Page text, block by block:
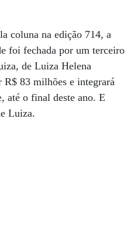
coluna na edição 714, a
foi fechada por um terceiro
de Luiza Helena
83 milhões e integrará
até o final deste ano. E
Luiza.